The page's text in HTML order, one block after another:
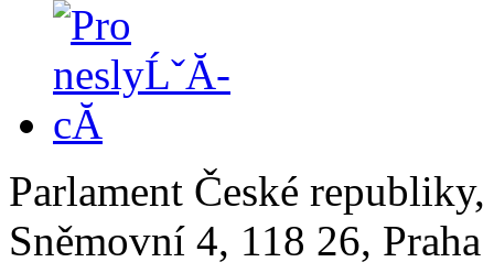
Parlament České
Sněmovní 4, 118 26,